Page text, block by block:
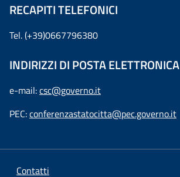
RECAPITI TELEFONICI
Tel. (+39)0667796380
INDIRIZZI DI POSTA ELETTRONICA
e-mail:csc@governo.it
PEC:conferenzastatocitta@pec.governo.it
Contatti